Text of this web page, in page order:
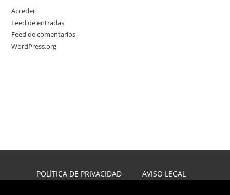
Acceder
Feed de entradas
Feed de comentarios
WordPress.org
POLÍTICA DE PRIVACIDAD
AVISO LEGAL